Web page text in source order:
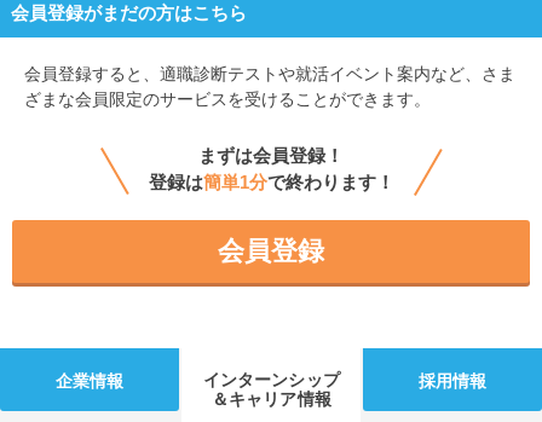
会員登録がまだの方はこちら
会員登録すると、 適職診断テストや就活イベント案内など、さま
ざまな会員限定のサービスを受けることができます。
まずは会員登録！
登録は簡単1分で終わります！
会員登録
企業情報
インターンシップ
＆キャリア情報
採用情報